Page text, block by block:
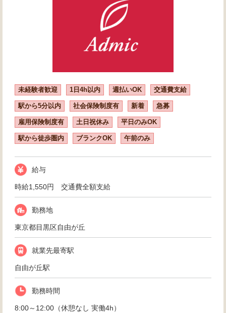
未経験者歓迎 1日4h以内 週払いOK 交通費支給
駅から5分以内 社会保険制度有 新着 急募
雇用保険制度有 土日祝休み 平日のみOK
駅から徒歩圏内 ブランクOK 午前のみ
給与
時給1,550円 交通費全額支給
勤務地
東京都目黒区自由が丘
就業先最寄駅
自由が丘駅
勤務時間
8:00～12:00（休憩なし 実働4h）